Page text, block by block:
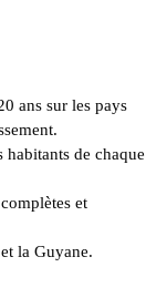
ans sur les pays
de chaque
et
la Guyane.